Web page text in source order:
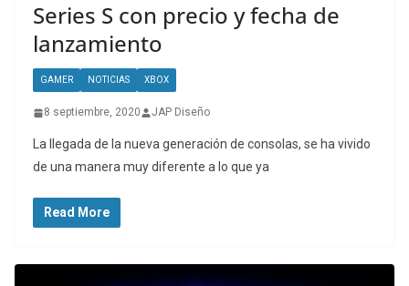
Series S con precio y fecha de
lanzamiento
GAMER NOTICIAS XBOX
8 septiembre, 2020 JAP Diseño
La llegada de la nueva generación de consolas, se ha vivido
de una manera muy diferente a lo que ya
Read More